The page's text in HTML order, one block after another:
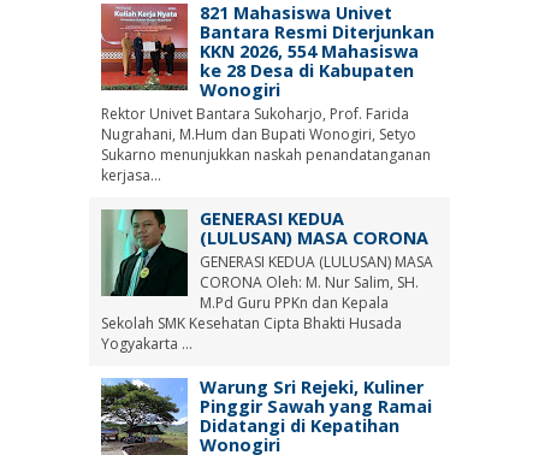
821 Mahasiswa Univet
Bantara Resmi Diterjunkan
KKN 2026, 554 Mahasiswa
ke 28 Desa di Kabupaten
Wonogiri
Rektor Univet Bantara Sukoharjo, Prof. Farida
Nugrahani, M.Hum dan Bupati Wonogiri, Setyo
Sukarno menunjukkan naskah penandatanganan
kerjasa...
GENERASI KEDUA
(LULUSAN) MASA CORONA
GENERASI KEDUA (LULUSAN) MASA
CORONA Oleh: M. Nur Salim, SH.
M.Pd Guru PPKn dan Kepala
Sekolah SMK Kesehatan Cipta Bhakti Husada
Yogyakarta ...
Warung Sri Rejeki, Kuliner
Pinggir Sawah yang Ramai
Didatangi di Kepatihan
Wonogiri